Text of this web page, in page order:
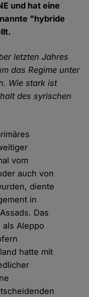
und hat eine
"hybride
letzten Jahres
das Regime unter
Wie stark ist
des syrischen
vom
auch von
diente
in
Das
Aleppo
hatte mit